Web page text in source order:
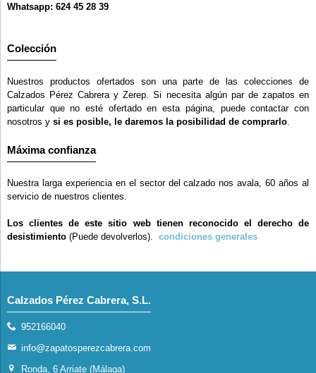
Whatsapp: 624 45 28 39
Colección
Nuestros productos ofertados son una parte de las colecciones de
Calzados Pérez Cabrera y Zerep. Si necesita algún par de zapatos en
particular que no esté ofertado en esta página, puede contactar con
nosotros y si es posible, le daremos la posibilidad de comprarlo.
Máxima confianza
Nuestra larga experiencia en el sector del calzado nos avala, 60 años al
servicio de nuestros clientes.
Los clientes de este sitio web tienen reconocido el derecho de
desistimiento (Puede devolverlos). condiciones generales
Calzados Pérez Cabrera, S.L.
952166040
info@zapatosperezcabrera.com
Ronda, 6 Arriate (Málaga)